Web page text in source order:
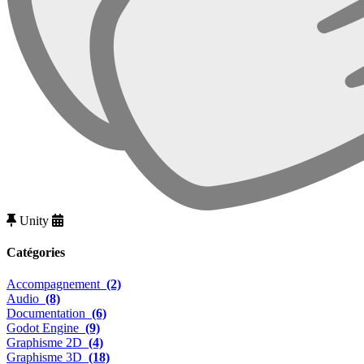
Unity
Catégories
Accompagnement (2)
Audio (8)
Documentation (6)
Godot Engine (9)
Graphisme 2D (4)
Graphisme 3D (18)